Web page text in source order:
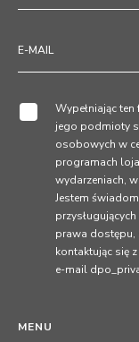
MENU
Wypełniając
jego podmioty
osobowych w
programach
wydarzeniach,
Jestem
prawa dostępu,
kontaktując się
e-mail